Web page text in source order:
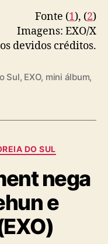
August 25, 2025
Fonte (1), (2)
Imagens: EXO/X
devidos créditos.
Sul, EXO, mini álbum,
DO SUL
nega
e